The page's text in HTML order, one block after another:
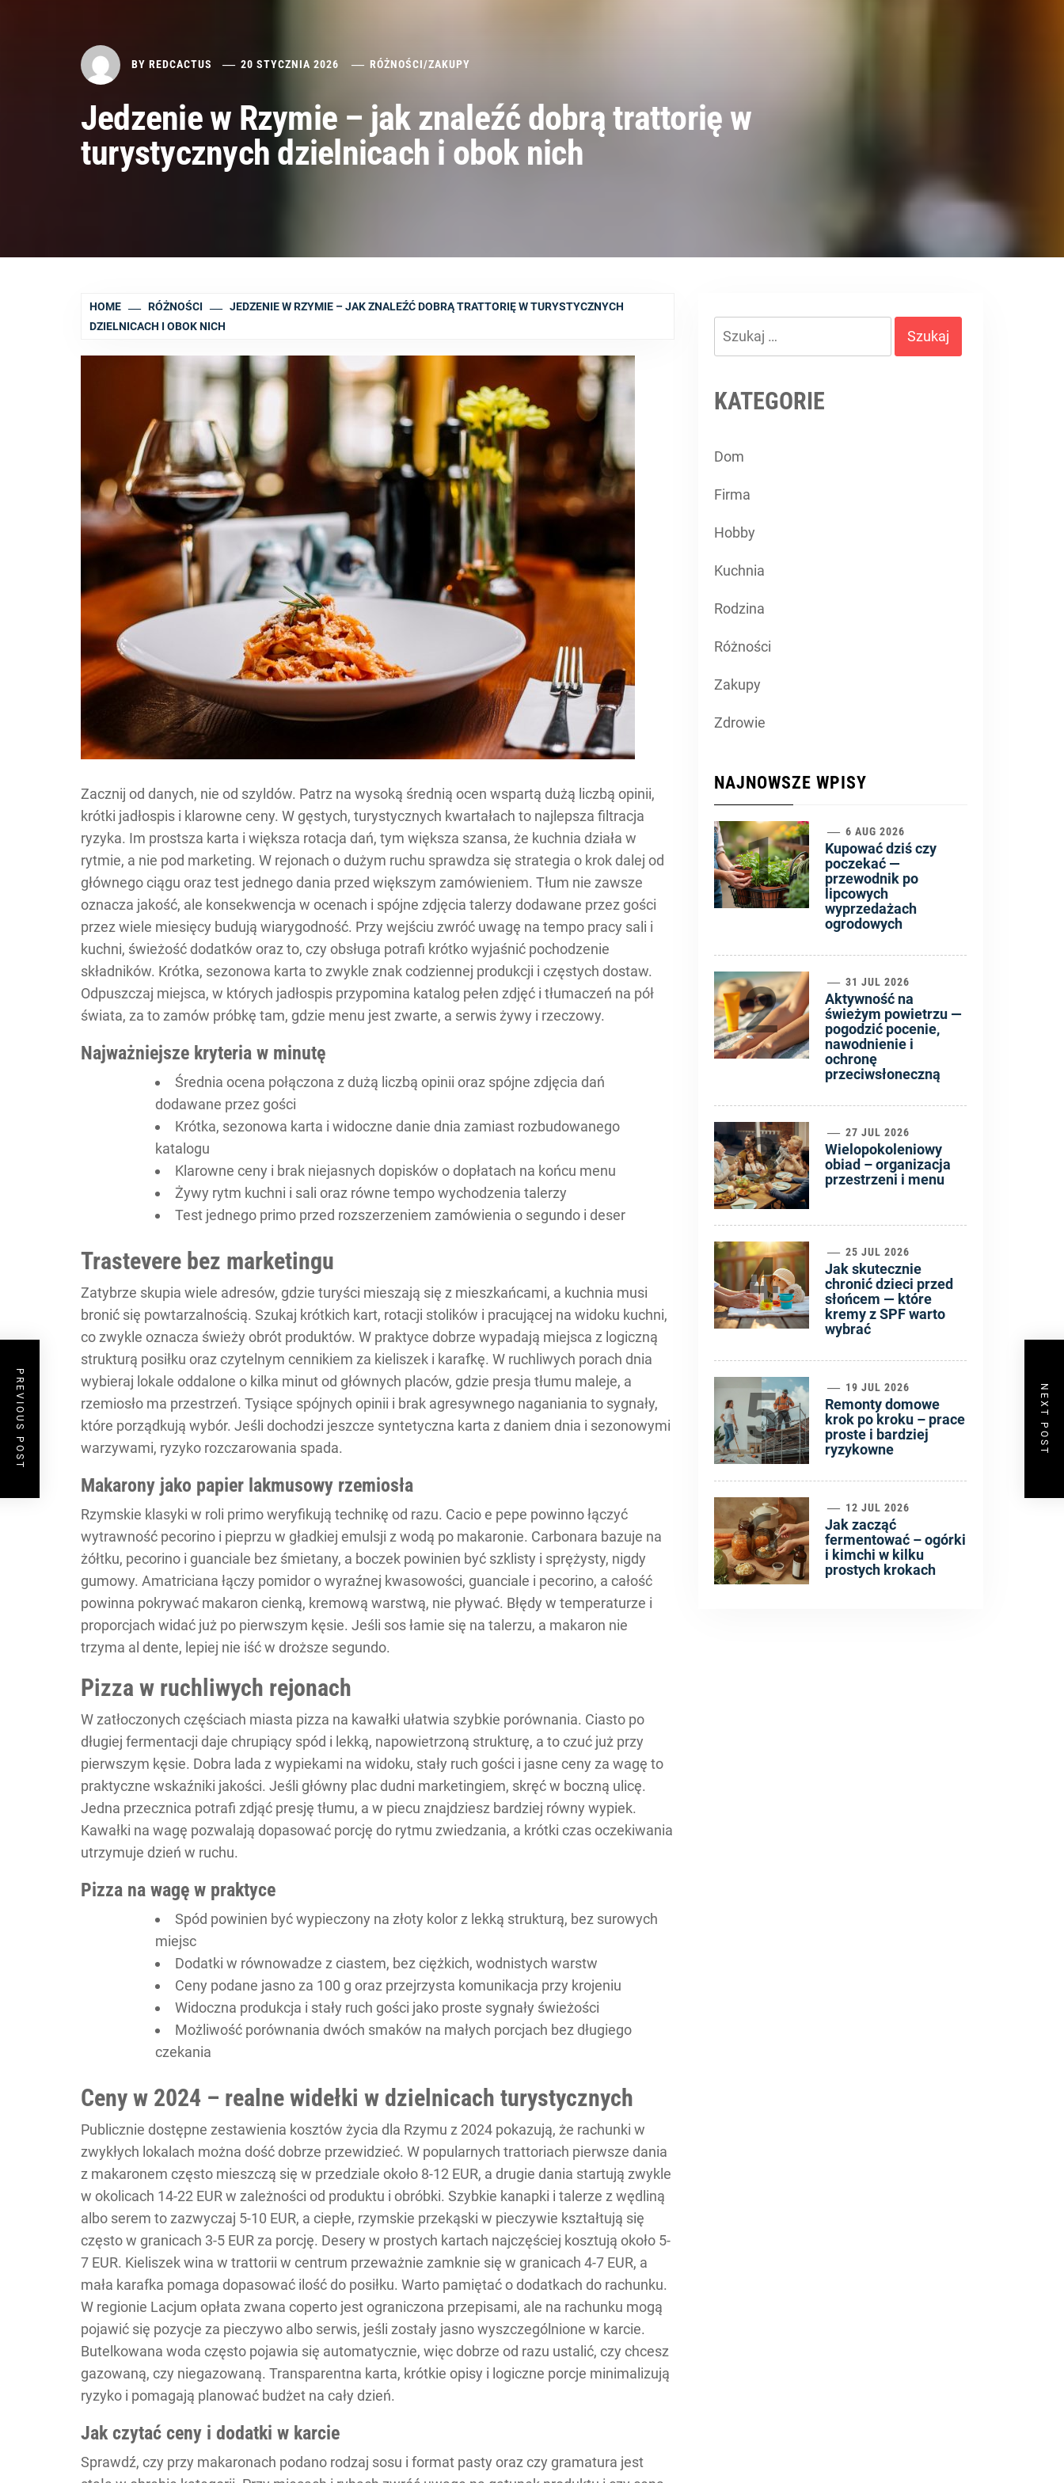
BY REDCACTUS 20 STYCZNIA 2026 RÓŻNOŚCI/ZAKUPY
Jedzenie w Rzymie – jak znaleźć dobrą trattorię w
turystycznych dzielnicach i obok nich
HOME RÓŻNOŚCI
JEDZENIE W RZYMIE – JAK ZNALEŹĆ DOBRĄ TRATTORIĘ W TURYSTYCZNYCH
DZIELNICACH I OBOK NICH
Zacznij od danych, nie od szyldów. Patrz na wysoką średnią ocen wspartą dużą liczbą opinii,
krótki jadłospis i klarowne ceny. W gęstych, turystycznych kwartałach to najlepsza filtracja
ryzyka. Im prostsza karta i większa rotacja dań, tym większa szansa, że kuchnia działa w
rytmie, a nie pod marketing. W rejonach o dużym ruchu sprawdza się strategia o krok dalej od
głównego ciągu oraz test jednego dania przed większym zamówieniem. Tłum nie zawsze
oznacza jakość, ale konsekwencja w ocenach i spójne zdjęcia talerzy dodawane przez gości
przez wiele miesięcy budują wiarygodność. Przy wejściu zwróć uwagę na tempo pracy sali i
kuchni, świeżość dodatków oraz to, czy obsługa potrafi krótko wyjaśnić pochodzenie
składników. Krótka, sezonowa karta to zwykle znak codziennej produkcji i częstych dostaw.
Odpuszczaj miejsca, w których jadłospis przypomina katalog pełen zdjęć i tłumaczeń na pół
świata, za to zamów próbkę tam, gdzie menu jest zwarte, a serwis żywy i rzeczowy.
Najważniejsze kryteria w minutę
Średnia ocena połączona z dużą liczbą opinii oraz spójne zdjęcia dań
dodawane przez gości
Krótka, sezonowa karta i widoczne danie dnia zamiast rozbudowanego
katalogu
Klarowne ceny i brak niejasnych dopisków o dopłatach na końcu menu
Żywy rytm kuchni i sali oraz równe tempo wychodzenia talerzy
Test jednego primo przed rozszerzeniem zamówienia o segundo i deser
Trastevere bez marketingu
Zatybrze skupia wiele adresów, gdzie turyści mieszają się z mieszkańcami, a kuchnia musi
bronić się powtarzalnością. Szukaj krótkich kart, rotacji stolików i pracującej na widoku kuchni,
co zwykle oznacza świeży obrót produktów. W praktyce dobrze wypadają miejsca z logiczną
strukturą posiłku oraz czytelnym cennikiem za kieliszek i karafkę. W ruchliwych porach dnia
wybieraj lokale oddalone o kilka minut od głównych placów, gdzie presja tłumu maleje, a
rzemiosło ma przestrzeń. Tysiące spójnych opinii i brak agresywnego naganiania to sygnały,
które porządkują wybór. Jeśli dochodzi jeszcze syntetyczna karta z daniem dnia i sezonowymi
warzywami, ryzyko rozczarowania spada.
Makarony jako papier lakmusowy rzemiosła
Rzymskie klasyki w roli primo weryfikują technikę od razu. Cacio e pepe powinno łączyć
wytrawność pecorino i pieprzu w gładkiej emulsji z wodą po makaronie. Carbonara bazuje na
żółtku, pecorino i guanciale bez śmietany, a boczek powinien być szklisty i sprężysty, nigdy
gumowy. Amatriciana łączy pomidor o wyraźnej kwasowości, guanciale i pecorino, a całość
powinna pokrywać makaron cienką, kremową warstwą, nie pływać. Błędy w temperaturze i
proporcjach widać już po pierwszym kęsie. Jeśli sos łamie się na talerzu, a makaron nie
trzyma al dente, lepiej nie iść w droższe segundo.
Pizza w ruchliwych rejonach
W zatłoczonych częściach miasta pizza na kawałki ułatwia szybkie porównania. Ciasto po
długiej fermentacji daje chrupiący spód i lekką, napowietrzoną strukturę, a to czuć już przy
pierwszym kęsie. Dobra lada z wypiekami na widoku, stały ruch gości i jasne ceny za wagę to
praktyczne wskaźniki jakości. Jeśli główny plac dudni marketingiem, skręć w boczną ulicę.
Jedna przecznica potrafi zdjąć presję tłumu, a w piecu znajdziesz bardziej równy wypiek.
Kawałki na wagę pozwalają dopasować porcję do rytmu zwiedzania, a krótki czas oczekiwania
utrzymuje dzień w ruchu.
Pizza na wagę w praktyce
Spód powinien być wypieczony na złoty kolor z lekką strukturą, bez surowych
miejsc
Dodatki w równowadze z ciastem, bez ciężkich, wodnistych warstw
Ceny podane jasno za 100 g oraz przejrzysta komunikacja przy krojeniu
Widoczna produkcja i stały ruch gości jako proste sygnały świeżości
Możliwość porównania dwóch smaków na małych porcjach bez długiego
czekania
Ceny w 2024 – realne widełki w dzielnicach turystycznych
Publicznie dostępne zestawienia kosztów życia dla Rzymu z 2024 pokazują, że rachunki w
zwykłych lokalach można dość dobrze przewidzieć. W popularnych trattoriach pierwsze dania
z makaronem często mieszczą się w przedziale około 8-12 EUR, a drugie dania startują zwykle
w okolicach 14-22 EUR w zależności od produktu i obróbki. Szybkie kanapki i talerze z wędliną
albo serem to zazwyczaj 5-10 EUR, a ciepłe, rzymskie przekąski w pieczywie kształtują się
często w granicach 3-5 EUR za porcję. Desery w prostych kartach najczęściej kosztują około 5-
7 EUR. Kieliszek wina w trattorii w centrum przeważnie zamknie się w granicach 4-7 EUR, a
mała karafka pomaga dopasować ilość do posiłku. Warto pamiętać o dodatkach do rachunku.
W regionie Lacjum opłata zwana coperto jest ograniczona przepisami, ale na rachunku mogą
pojawić się pozycje za pieczywo albo serwis, jeśli zostały jasno wyszczególnione w karcie.
Butelkowana woda często pojawia się automatycznie, więc dobrze od razu ustalić, czy chcesz
gazowaną, czy niegazowaną. Transparentna karta, krótkie opisy i logiczne porcje minimalizują
ryzyko i pomagają planować budżet na cały dzień.
Jak czytać ceny i dodatki w karcie
Sprawdź, czy przy makaronach podano rodzaj sosu i format pasty oraz czy gramatura jest
PREVIOUS POST NEXT POST
Szukaj:
KATEGORIE
Dom
Firma
Hobby
Kuchnia
Rodzina
Różności
Zakupy
Zdrowie
NAJNOWSZE WPISY
1 6 AUG 2026
Kupować dziś czy
poczekać —
przewodnik po
lipcowych
wyprzedażach
ogrodowych
2 31 JUL 2026
Aktywność na
świeżym powietrzu —
pogodzić pocenie,
nawodnienie i
ochronę
przeciwsłoneczną
3 27 JUL 2026
Wielopokoleniowy
obiad – organizacja
przestrzeni i menu
4 25 JUL 2026
Jak skutecznie
chronić dzieci przed
słońcem — które
kremy z SPF warto
wybrać
5 19 JUL 2026
Remonty domowe
krok po kroku – prace
proste i bardziej
ryzykowne
6 12 JUL 2026
Jak zacząć
fermentować – ogórki
i kimchi w kilku
prostych krokach